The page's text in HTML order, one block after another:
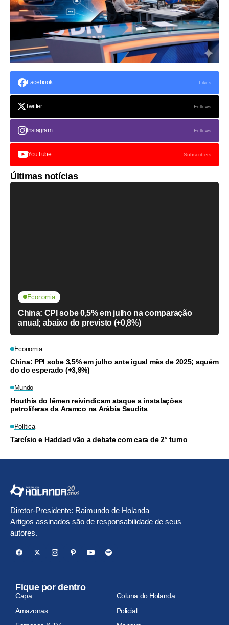
Facebook Likes
Twitter Follows
Instagram Follows
YouTube Subscribers
Últimas notícias
Economia
China: CPI sobe 0,5% em julho na comparação
anual; abaixo do previsto (+0,8%)
Economia
China: PPI sobe 3,5% em julho ante igual mês de 2025; aquém
do do esperado (+3,9%)
Mundo
Houthis do Iêmen reivindicam ataque a instalações
petrolíferas da Aramco na Arábia Saudita
Política
Tarcísio e Haddad vão a debate com cara de 2° turno
Diretor-Presidente: Raimundo de Holanda
Artigos assinados são de responsabilidade de seus
autores.
Fique por dentro
Capa
Coluna do Holanda
Amazonas
Policial